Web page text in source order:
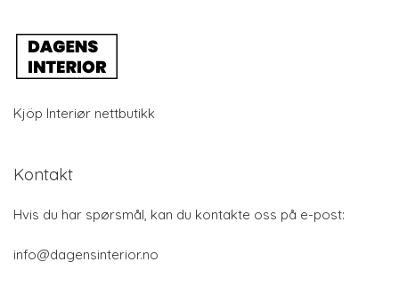
Kjöp Interiør nettbutikk
Kontakt
Hvis du har spørsmål, kan du kontakte oss på e-post:
info@dagensinterior.no